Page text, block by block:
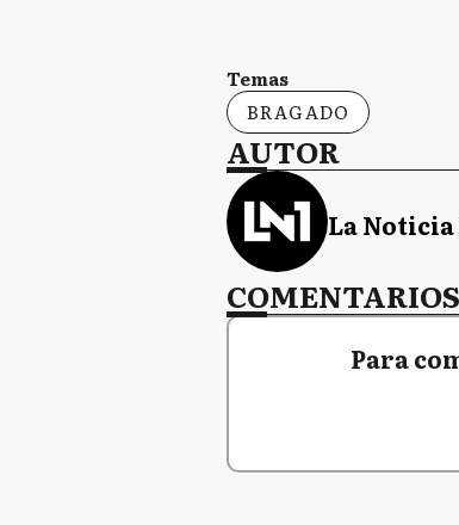
Temas
BRAGADO
AUTOR
La Noticia
COMENTARIOS
Para